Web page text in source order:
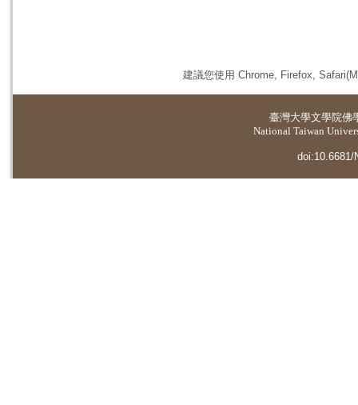
建議您使用 Chrome, Firefox,
臺灣大學文學院佛
National Taiwan
doi:10.6681/